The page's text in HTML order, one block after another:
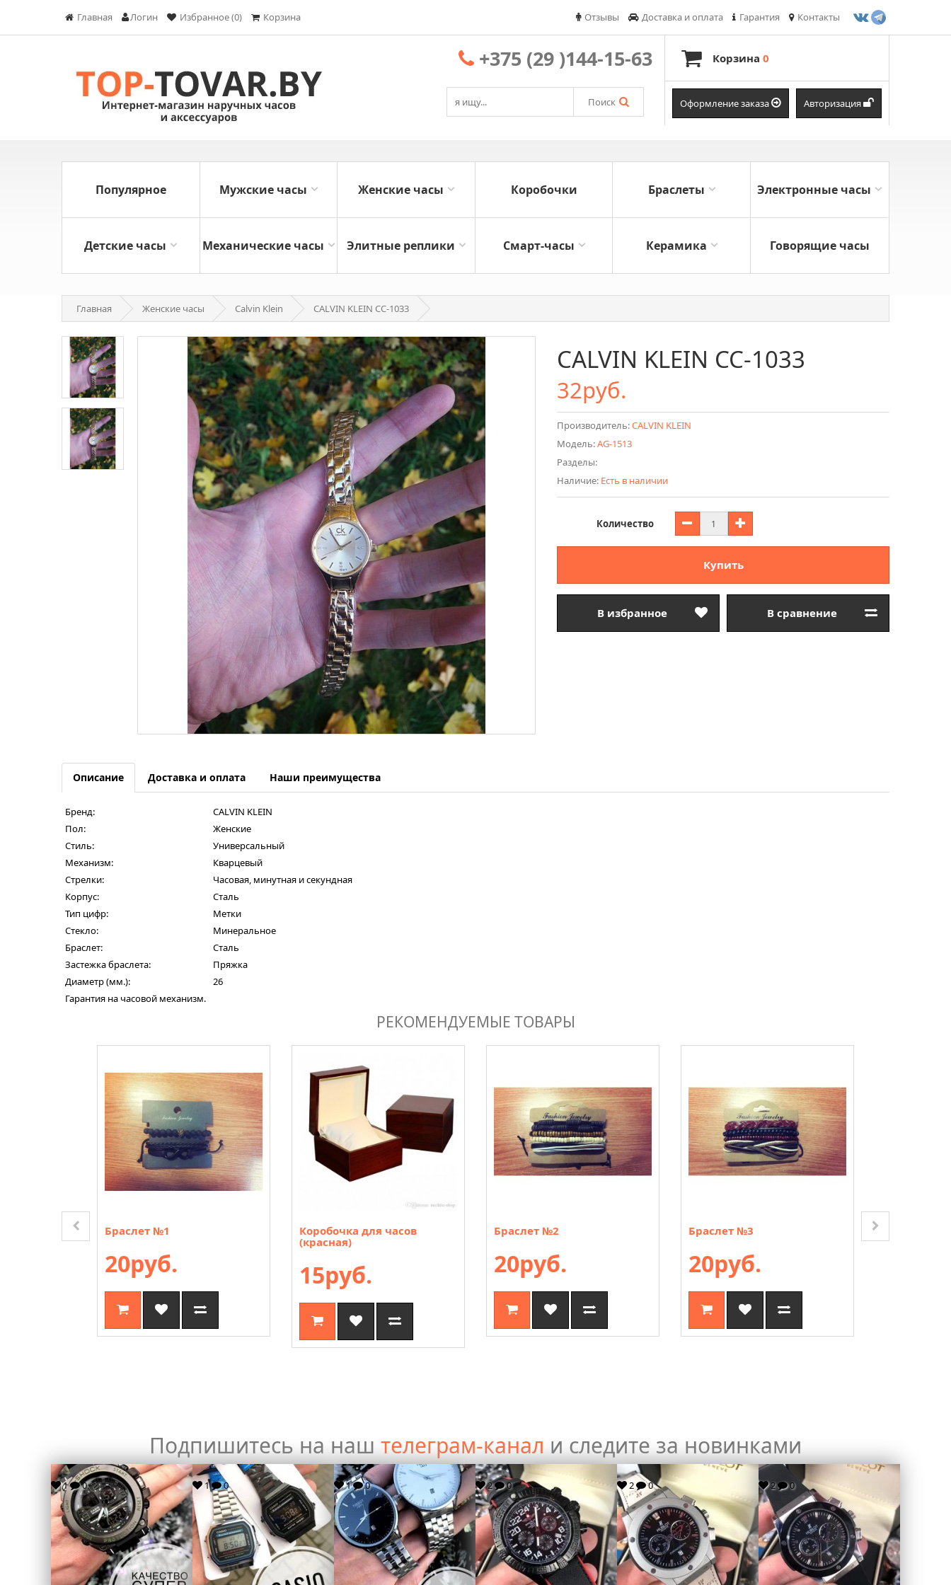
Главная Логин Избранное (0) Корзина Отзывы Доставка и оплата Гарантия Контакты
Корзина 0
Оформление заказа Авторизация
+375 (29 )144-15-63
Поиск
Популярное Мужские часы Женские часы Коробочки Браслеты Электронные часы
Детские часы Механические часы Элитные реплики Смарт-часы Керамика Говорящие часы
Главная Женские часы Calvin Klein CALVIN KLEIN CC-1033
CALVIN KLEIN CC-1033
32руб.
Производитель:CALVIN KLEIN
Модель:AG-1513
Разделы:
Наличие: Есть в наличии
Количество
Купить
В избранное В сравнение
Описание Доставка и оплата Наши преимущества
Бренд:
CALVIN KLEIN
Пол:
Женские
Стиль:
Универсальный
Механизм:
Кварцевый
Стрелки:
Часовая, минутная и секундная
Корпус:
Сталь
Тип цифр:
Метки
Стекло:
Минеральное
Браслет:
Сталь
Застежка браслета:
Пряжка
Диаметр (мм.):
26
Гарантия на часовой механизм.
РЕКОМЕНДУЕМЫЕ ТОВАРЫ
Браслет №1
20руб.
Коробочка для часов
(красная)
15руб.
Браслет №2
20руб.
Браслет №3
20руб.
(красная)
Подпишитесь на наш телеграм-канал и следите за новинками
1 0 1 0 1 0 2 0 2 0 2 0